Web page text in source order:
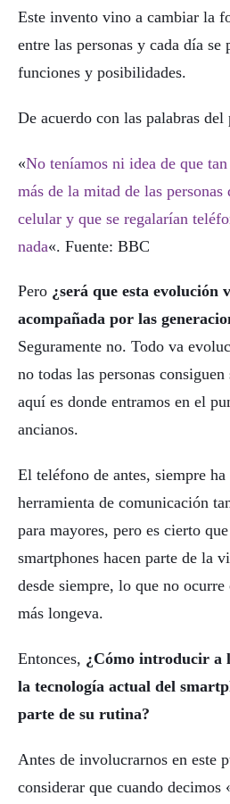
Este invento vino a cambiar la
entre las personas y cada día se
funciones y posibilidades.
De acuerdo con las palabras
«No teníamos ni idea de que
más de la mitad de las
celular y que se regalarían
nada«. Fuente: BBC
Pero ¿será que esta evolución
acompañada por las
Seguramente no. Todo va
no todas las personas
aquí es donde entramos en el
ancianos.
El teléfono de antes, siempre
herramienta de comunicación
para mayores, pero es cierto
smartphones hacen parte de la
desde siempre, lo que no
más longeva.
Entonces, ¿Cómo introducir a
la tecnología actual del
parte de su rutina?
Antes de involucrarnos en este
considerar que cuando decimos